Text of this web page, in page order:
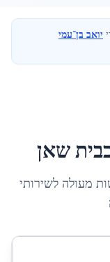
יואב בן־עמי
בית שאן
מעולה לשירותי